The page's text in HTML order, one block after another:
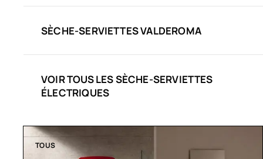
SÈCHE-SERVIETTES VALDEROMA
VOIR TOUS LES SÈCHE-SERVIETTES
ÉLECTRIQUES
TOUS